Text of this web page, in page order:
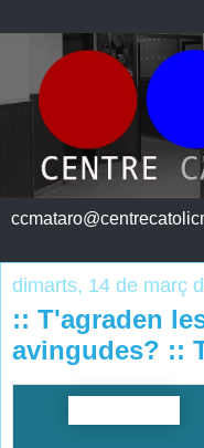
dimarts, 14 de març
:: T'agraden
avingudes? ::